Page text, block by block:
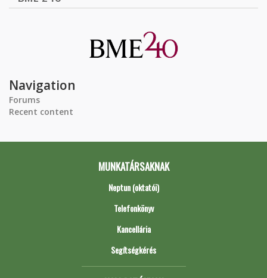
Navigation
Forums
Recent content
MUNKATÁRSAKNAK
Neptun (oktatói)
Telefonkönyv
Kancellária
Segítségkérés